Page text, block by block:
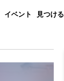
イベント 見つける